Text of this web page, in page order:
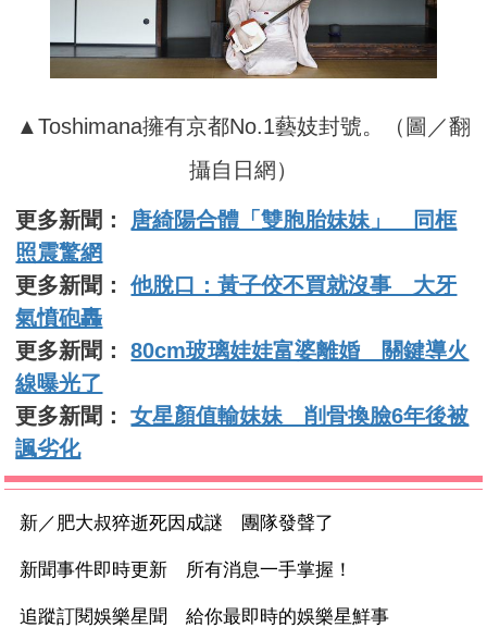
▲Toshimana擁有京都No.1藝妓封號。（圖／翻
攝自日網）
更多新聞： 唐綺陽合體「雙胞胎妹妹」 同框
照震驚網
更多新聞：他脫口：黃子佼不買就沒事 大牙
氣憤砲轟
更多新聞：80cm玻璃娃娃富婆離婚 關鍵導火
線曝光了
更多新聞：女星顏值輸妹妹 削骨換臉6年後被
諷劣化
新／肥大叔猝逝死因成謎 團隊發聲了
新聞事件即時更新 所有消息一手掌握！
追蹤訂閱娛樂星聞 給你最即時的娛樂星鮮事